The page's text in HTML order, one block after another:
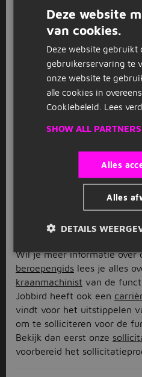
Solliciteer op je
voor
Ben je op zoek naar een
vacatures voor
de juiste papieren op zak?
maar te solliciteren. Voeg
toe, druk op verzenden en
werkgever al contact met je
niet kiezen welke baan je
gerust op alle vacatures
interessant lijken. Nog niet
Stel dan een e-mail alert in
van het nieuwste aanbod.
Wat doet een
Wil je meer informatie over
beroepengids lees je alles
kraanmachinist van de
Jobbird heeft ook een
vindt voor het uitstippelen
om te solliciteren voor de
Bekijk dan eerst onze
voorbereid het
Deze website
van cookies.
Deze website gebruikt
gebruikerservaring te
onze website te
alle cookies in
Cookiebeleid. Lees
SHOW ALL PARTNERS
Alles
Alles
DETAILS